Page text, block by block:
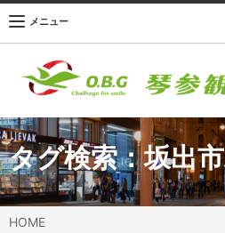
メニュー
タグ検索：坂出市
HOME